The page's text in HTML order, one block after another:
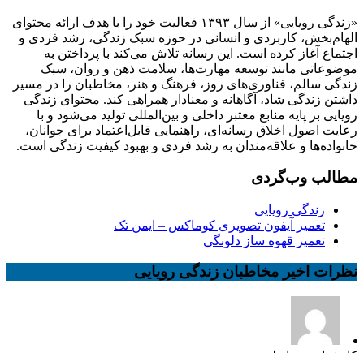
«زندگی رویایی» از سال ۱۳۹۳ فعالیت خود را با هدف ارائه محتوای
الهام‌بخش، کاربردی و انسانی در حوزه سبک زندگی، رشد فردی و
اجتماع آغاز کرده است. این رسانه تلاش می‌کند با پرداختن به
موضوعاتی مانند توسعه مهارت‌ها، سلامت ذهن و روان، سبک
زندگی سالم، فناوری‌های روز، فرهنگ و هنر، مخاطبان را در مسیر
داشتن زندگی شاد، آگاهانه و معنادار همراهی کند. محتوای زندگی
رویایی بر پایه منابع معتبر داخلی و بین‌المللی تولید می‌شود و با
رعایت اصول اخلاق رسانه‌ای، راهنمایی قابل‌اعتماد برای جوانان،
خانواده‌ها و علاقه‌مندان به رشد فردی و بهبود کیفیت زندگی است.
مطالب وب‌گردی
زندگی رویایی
تعمیر آیفون تصویری کوماکس – ایمن تک
تعمیر قهوه ساز دلونگی
نظرات اخیر مخاطبان زندگی رویایی